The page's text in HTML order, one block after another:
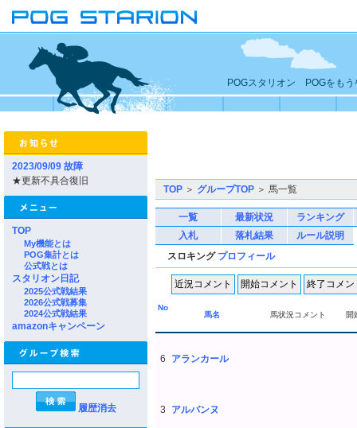
POGスタリオン POGをもう
2023/09/09 故障
★更新不具合復旧
TOP
My機能とは
POG集計とは
公式戦とは
スタリオン日記
2025公式戦結果
2026公式戦募集
2024公式戦結果
amazonキャンペーン
履歴消去
TOP ＞ グループTOP ＞ 馬一覧
一覧 最新状況
ランキング
入札
落札結果
ルール説明
スロキング プロフィール
No
馬名
馬状況コメント 開
6 アランカール
3 アルバンヌ